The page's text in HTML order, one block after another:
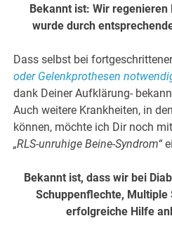
Bekannt ist: Wir
wurde durch
Dass selbst bei
oder Gelenkprothesen
dank Deiner Aufklärung-
Auch weitere Krankheiten, in
können, möchte ich Dir noch
„RLS-unruhige Beine-Syndrom“
Bekannt ist, dass wir bei
Schuppenflechte, Multiple
erfolgreiche Hilfe